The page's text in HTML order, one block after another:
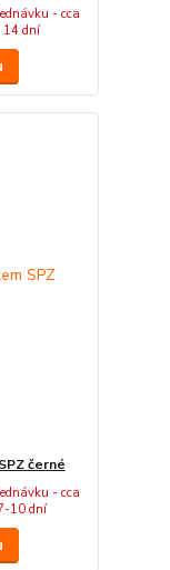
- cca
14 dní
černé
- cca
10 dní